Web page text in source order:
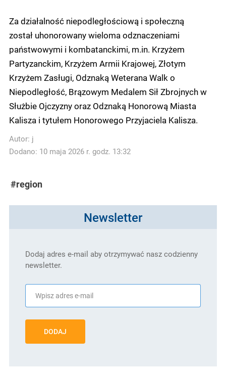
Za działalność niepodległościową i społeczną
został uhonorowany wieloma odznaczeniami
państwowymi i kombatanckimi, m.in. Krzyżem
Partyzanckim, Krzyżem Armii Krajowej, Złotym
Krzyżem Zasługi, Odznaką Weterana Walk o
Niepodległość, Brązowym Medalem Sił Zbrojnych w
Służbie Ojczyzny oraz Odznaką Honorową Miasta
Kalisza i tytułem Honorowego Przyjaciela Kalisza.
Autor: j
Dodano: 10 maja 2026 r. godz. 13:32
#region
Newsletter
Dodaj adres e-mail aby otrzymywać nasz codzienny
newsletter.
DODAJ